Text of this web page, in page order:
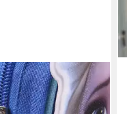
Eiskönigin Anna und